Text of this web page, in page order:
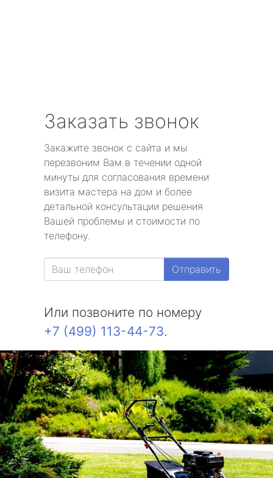
Заказать звонок
Закажите звонок с сайта и мы
перезвоним Вам в течении одной
минуты для согласования времени
визита мастера на дом и более
детальной консультации решения
Вашей проблемы и стоимости по
телефону.
Отправить
Или позвоните по номеру
+7 (499) 113-44-73.